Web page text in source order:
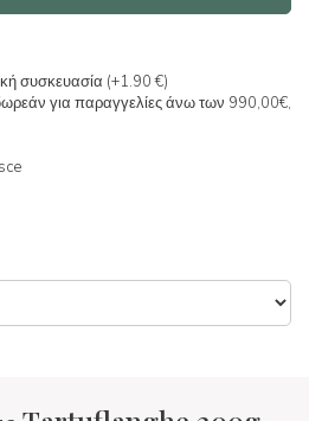
συσκευασία (+1.90 €)
για παραγγελίες άνω των 990,00€,